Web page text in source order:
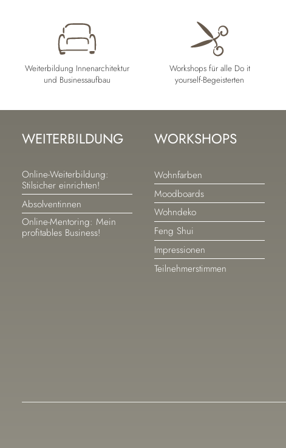
Weiterbildung Innenarchitektur
und Businessaufbau
Workshops für alle Do it
yourself-Begeisterten
WEITERBILDUNG
Navigation
überspringen
Online-Weiterbildung:
Stilsicher einrichten!
Absolventinnen
Online-Mentoring: Mein
profitables Business!
WORKSHOPS
Navigation
überspringen
Wohnfarben
Moodboards
Wohndeko
Feng Shui
Impressionen
Teilnehmerstimmen